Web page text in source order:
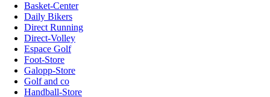
Basket-Center
Daily Bikers
Direct Running
Direct-Volley
Espace Golf
Foot-Store
Galopp-Store
Golf and co
Handball-Store